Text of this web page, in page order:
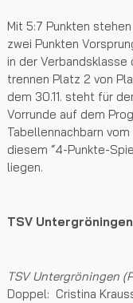
Mit 5:7 Punkten
zwei Punkten
in der
trennen Platz 2 von
dem 30.11. steht für
Vorrunde auf dem
Tabellennachbarn
diesem “4-Punkte-
liegen.
TSV
TSV Untergröningen
Doppel: Cristina